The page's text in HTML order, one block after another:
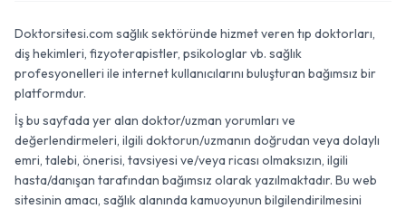
Doktorsitesi.com sağlık sektöründe hizmet veren tıp doktorları,
diş hekimleri, fizyoterapistler, psikologlar vb. sağlık
profesyonelleri ile internet kullanıcılarını buluşturan bağımsız bir
platformdur.
İş bu sayfada yer alan doktor/uzman yorumları ve
değerlendirmeleri, ilgili doktorun/uzmanın doğrudan veya dolaylı
emri, talebi, önerisi, tavsiyesi ve/veya ricası olmaksızın, ilgili
hasta/danışan tarafından bağımsız olarak yazılmaktadır. Bu web
sitesinin amacı, sağlık alanında kamuoyunun bilgilendirilmesini